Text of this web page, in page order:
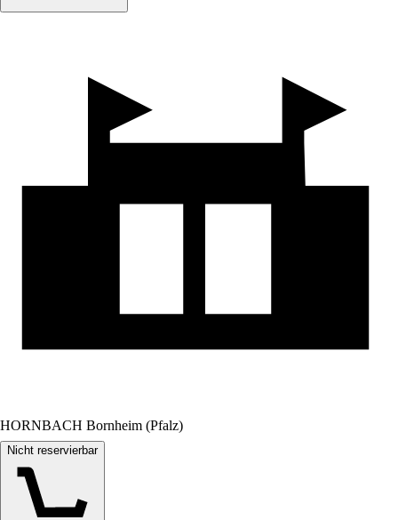
HORNBACH Bornheim (Pfalz)
Nicht reservierbar